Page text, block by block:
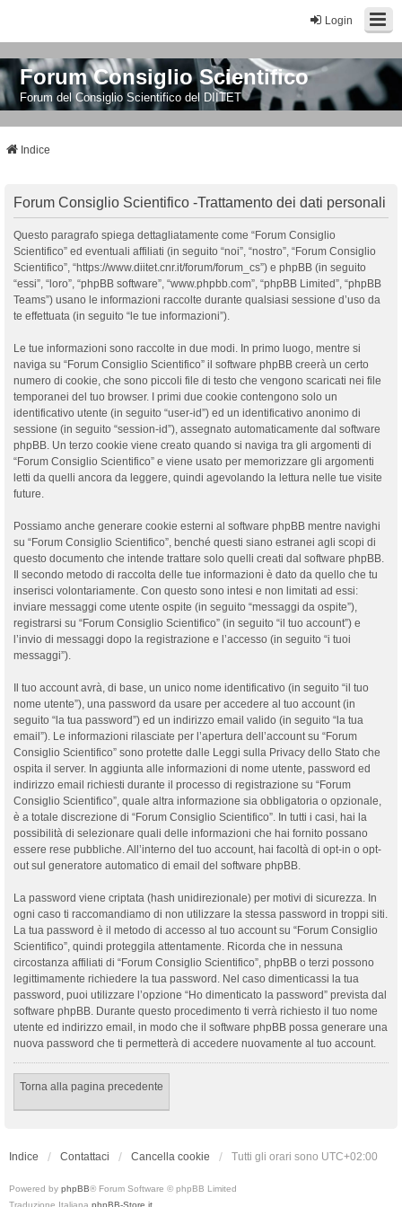
Login
Forum Consiglio Scientifico
Forum del Consiglio Scientifico del DIITET
Indice
Forum Consiglio Scientifico -Trattamento dei dati personali
Questo paragrafo spiega dettagliatamente come “Forum Consiglio
Scientifico” ed eventuali affiliati (in seguito “noi”, “nostro”, “Forum Consiglio
Scientifico”, “https://www.diitet.cnr.it/forum/forum_cs”) e phpBB (in seguito
“essi”, “loro”, “phpBB software”, “www.phpbb.com”, “phpBB Limited”, “phpBB
Teams”) usano le informazioni raccolte durante qualsiasi sessione d’uso da
te effettuata (in seguito “le tue informazioni”).
Le tue informazioni sono raccolte in due modi. In primo luogo, mentre si
naviga su “Forum Consiglio Scientifico” il software phpBB creerà un certo
numero di cookie, che sono piccoli file di testo che vengono scaricati nei file
temporanei del tuo browser. I primi due cookie contengono solo un
identificativo utente (in seguito “user-id”) ed un identificativo anonimo di
sessione (in seguito “session-id”), assegnato automaticamente dal software
phpBB. Un terzo cookie viene creato quando si naviga tra gli argomenti di
“Forum Consiglio Scientifico” e viene usato per memorizzare gli argomenti
letti da quelli ancora da leggere, quindi agevolando la lettura nelle tue visite
future.
Possiamo anche generare cookie esterni al software phpBB mentre navighi
su “Forum Consiglio Scientifico”, benché questi siano estranei agli scopi di
questo documento che intende trattare solo quelli creati dal software phpBB.
Il secondo metodo di raccolta delle tue informazioni è dato da quello che tu
inserisci volontariamente. Con questo sono intesi e non limitati ad essi:
inviare messaggi come utente ospite (in seguito “messaggi da ospite”),
registrarsi su “Forum Consiglio Scientifico” (in seguito “il tuo account”) e
l’invio di messaggi dopo la registrazione e l’accesso (in seguito “i tuoi
messaggi”).
Il tuo account avrà, di base, un unico nome identificativo (in seguito “il tuo
nome utente”), una password da usare per accedere al tuo account (in
seguito “la tua password”) ed un indirizzo email valido (in seguito “la tua
email”). Le informazioni rilasciate per l’apertura dell’account su “Forum
Consiglio Scientifico” sono protette dalle Leggi sulla Privacy dello Stato che
ospita il server. In aggiunta alle informazioni di nome utente, password ed
indirizzo email richiesti durante il processo di registrazione su “Forum
Consiglio Scientifico”, quale altra informazione sia obbligatoria o opzionale,
è a totale discrezione di “Forum Consiglio Scientifico”. In tutti i casi, hai la
possibilità di selezionare quali delle informazioni che hai fornito possano
essere rese pubbliche. All’interno del tuo account, hai facoltà di opt-in o opt-
out sul generatore automatico di email del software phpBB.
La password viene criptata (hash unidirezionale) per motivi di sicurezza. In
ogni caso ti raccomandiamo di non utilizzare la stessa password in troppi siti.
La tua password è il metodo di accesso al tuo account su “Forum Consiglio
Scientifico”, quindi proteggila attentamente. Ricorda che in nessuna
circostanza affiliati di “Forum Consiglio Scientifico”, phpBB o terzi possono
legittimamente richiedere la tua password. Nel caso dimenticassi la tua
password, puoi utilizzare l’opzione “Ho dimenticato la password” prevista dal
software phpBB. Durante questo procedimento ti verrà richiesto il tuo nome
utente ed indirizzo email, in modo che il software phpBB possa generare una
nuova password che ti permetterà di accedere nuovamente al tuo account.
Torna alla pagina precedente
Indice Contattaci Cancella cookie Tutti gli orari sono UTC+02:00
Powered by phpBB® Forum Software © phpBB Limited
Traduzione Italiana phpBB-Store.it